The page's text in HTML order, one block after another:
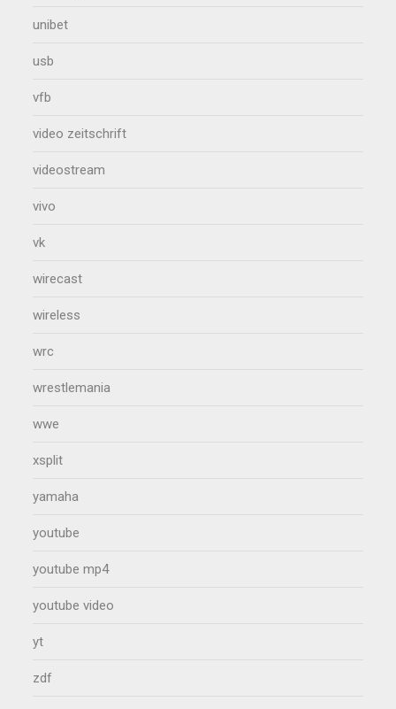
unibet
usb
vfb
video zeitschrift
videostream
vivo
vk
wirecast
wireless
wrc
wrestlemania
wwe
xsplit
yamaha
youtube
youtube mp4
youtube video
yt
zdf